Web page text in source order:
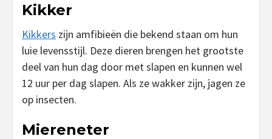
Kikker
Kikkers zijn amfibieën die bekend staan om hun
luie levensstijl. Deze dieren brengen het grootste
deel van hun dag door met slapen en kunnen wel
12 uur per dag slapen. Als ze wakker zijn, jagen ze
op insecten.
Miereneter